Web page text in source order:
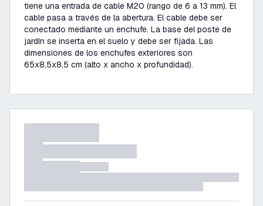
tiene una entrada de cable M20 (rango de 6 a 13 mm). El
cable pasa a través de la abertura. El cable debe ser
conectado mediante un enchufe. La base del poste de
jardín se inserta en el suelo y debe ser fijada. Las
dimensiones de los enchufes exteriores son
65x8,5x8,5 cm (alto x ancho x profundidad).